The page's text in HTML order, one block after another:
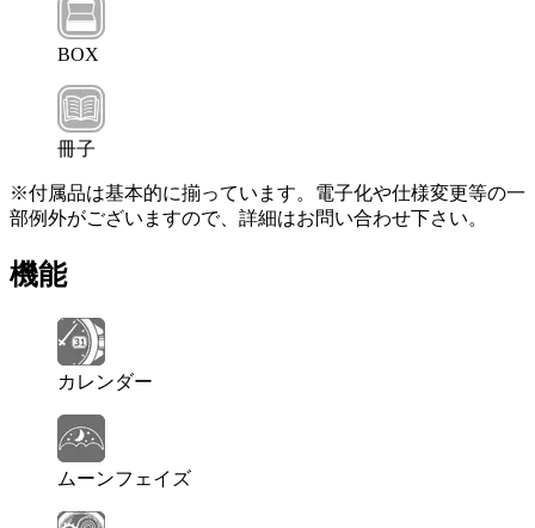
BOX
冊子
※付属品は基本的に揃っています。電子化や仕様変更等の一
部例外がございますので、詳細はお問い合わせ下さい。
機能
カレンダー
ムーンフェイズ